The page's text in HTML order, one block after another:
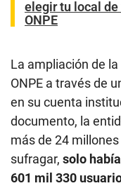
elegir tu local
ONPE
La ampliación de
ONPE a través de
en su cuenta
documento, la
más de 24
sufragar, solo
601 mil 330